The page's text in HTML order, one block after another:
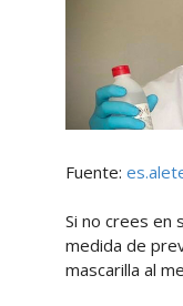
Fuente:
Si no crees en
medida de
mascarilla al